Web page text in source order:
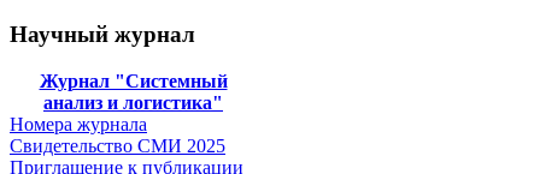
Научный журнал
Журнал "Системный
анализ и логистика"
Номера журнала
Свидетельство СМИ 2025
Приглашение к публикации